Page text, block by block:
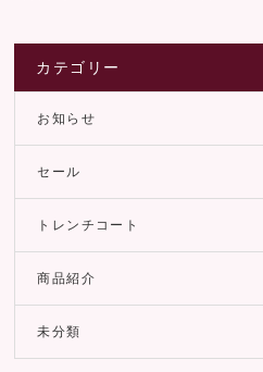
カテゴリー
お知らせ
セール
トレンチコート
商品紹介
未分類